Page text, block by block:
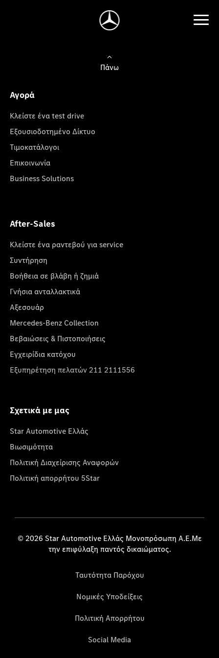
Πάνω
Αγορά
Κλείστε ένα test drive
Εξουσιοδοτημένο Δίκτυο
Τιμοκατάλογοι
Επικοινωνία
Business Solutions
After-Sales
Κλείστε ένα ραντεβού για service
Συντήρηση
Βοήθεια σε βλάβη ή ζημιά
Γνήσια ανταλλακτικά
Αξεσουάρ
Mercedes-Benz Collection
Βεβαιώσεις & Πιστοποιήσεις
Εγχειρίδια κατόχου
Εξυπηρέτηση πελατών 211 2111556
Σχετικά με μας
Star Automotive Ελλάς
Βιωσιμότητα
Πολιτική Διαχείρισης Αναφορών
Πολιτική απορρήτου 5Star
© 2026 Star Automotive Ελλάς Μονοπρόσωπη Α.Ε.Με
την επιφύλαξη παντός δικαιώματος.
Ταυτότητα Παρόχου
Νομικές Υποδείξεις
Πολιτική Απορρήτου
Social Media